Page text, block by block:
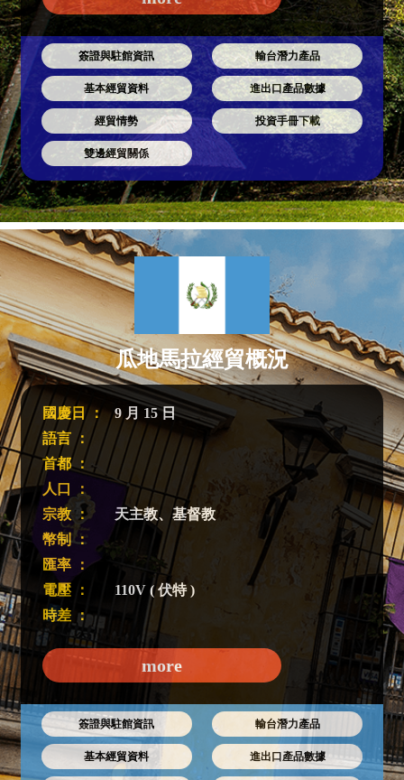
簽證與駐館資訊 輸台潛力產品
基本經貿資料 進出口產品數據
經貿情勢 投資手冊下載
雙邊經貿關係
瓜地馬拉經貿概況
國慶日 ：
9 月 15 日
語言 ：
首都 ：
人口 ：
宗教 ：
天主教、基督教
幣制 ：
匯率 ：
電壓 ：
110V ( 伏特 )
時差 ：
more
簽證與駐館資訊 輸台潛力產品
基本經貿資料 進出口產品數據